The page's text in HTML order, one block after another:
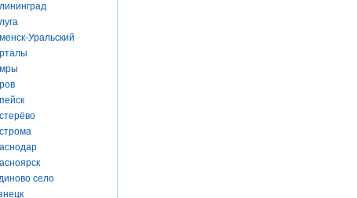
Уральский
село